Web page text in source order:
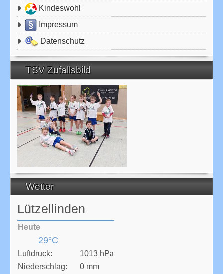
Kindeswohl
Impressum
Datenschutz
TSV Zufallsbild
Wetter
Lützellinden
Heute
29°C
Luftdruck:
1013 hPa
Niederschlag:
0 mm